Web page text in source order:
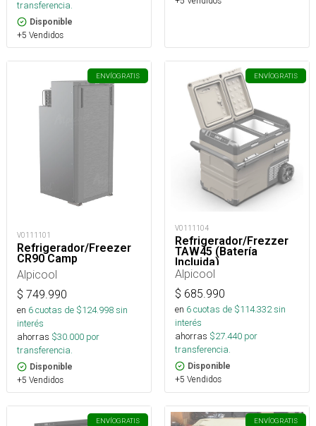
transferencia.
Disponible
+5 Vendidos
ENVÍOGRATIS
V0111101
Refrigerador/Freezer
CR90 Camp
Alpicool
$ 749.990
en 6cuotas de $124.998sin
interés
ahorras $30.000 por
transferencia.
Disponible
+5 Vendidos
ENVÍOGRATIS
V0111104
Refrigerador/Frezzer
TAW45 (Batería
Incluida)
Alpicool
$ 685.990
en 6cuotas de $114.332sin
interés
ahorras $27.440 por
transferencia.
Disponible
+5 Vendidos
ENVÍOGRATIS ENVÍOGRATIS